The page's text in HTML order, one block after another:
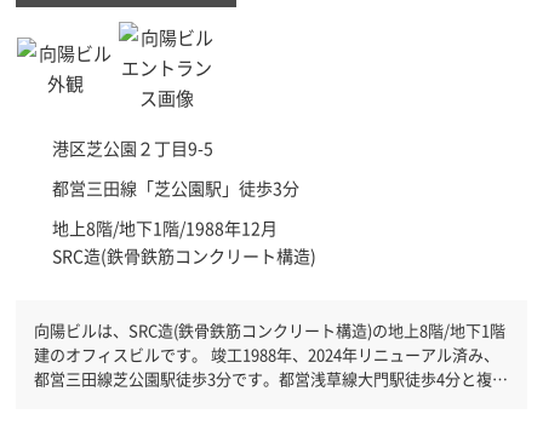
港区芝公園２丁目9-5
都営三田線「芝公園駅 」徒歩3分
地上8階/地下1階/1988年12月
SRC造(鉄骨鉄筋コンクリート構造)
向陽ビルは、SRC造(鉄骨鉄筋コンクリート構造)の地上8階/地下1階
建のオフィスビルです。 竣工1988年、2024年リニューアル済み、
都営三田線芝公園駅徒歩3分です。都営浅草線大門駅徒歩4分と複数